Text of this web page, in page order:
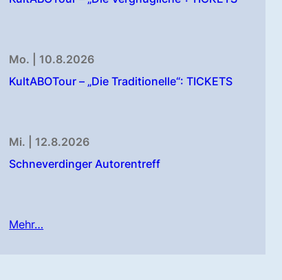
Mo. | 10.8.2026
KultABOTour – „Die Traditionelle“: TICKETS
Mi. | 12.8.2026
Schneverdinger Autorentreff
Mehr…